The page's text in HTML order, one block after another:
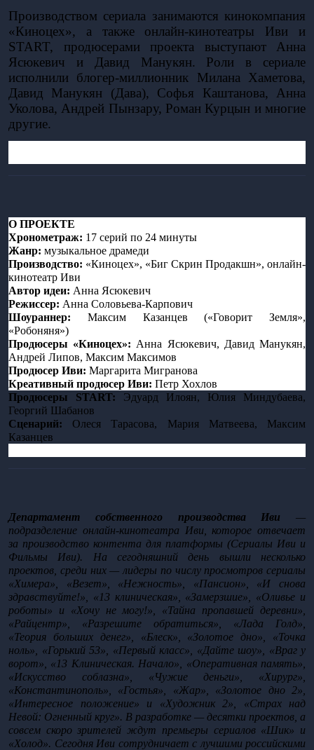
Производством сериала занимаются кинокомпания
«Киноцех», а также онлайн-кинотеатры Иви и
START, продюсерами проекта выступают Анна
Ясюкевич и Давид Манукян. Роли в сериале
исполнили блогер-миллионник Милана Хаметова,
Давид Манукян (Дава), Софья Каштанова, Анна
Уколова, Андрей Пынзару, Роман Курцын и многие
другие.
О ПРОЕКТЕ
Хронометраж: 17 серий по 24 минуты
Жанр: музыкальное драмеди
Производство: «Киноцех», «Биг Скрин Продакшн», онлайн-
кинотеатр Иви
Автор идеи: Анна Ясюкевич
Режиссер: Анна Соловьева-Карпович
Шоураннер: Максим Казанцев («Говорит Земля»,
«Робоняня»)
Продюсеры «Киноцех»: Анна Ясюкевич, Давид Манукян,
Андрей Липов, Максим Максимов
Продюсер Иви: Маргарита Мигранова
Креативный продюсер Иви: Петр Хохлов
Продюсеры START: Эдуард Илоян, Юлия Миндубаева,
Георгий Шабанов
Сценарий: Олеся Тарасова, Мария Матвеева, Максим
Казанцев
Департамент собственного производства Иви —
подразделение онлайн-кинотеатра Иви, которое отвечает
за производство контента для платформы (Сериалы Иви и
Фильмы Иви). На сегодняшний день вышли несколько
проектов, среди них — лидеры по числу просмотров сериалы
«Химера», «Везет», «Нежность», «Пансион», «И снова
здравствуйте!», «13 клиническая», «Замерзшие», «Оливье и
роботы» и «Хочу не могу!», «Тайна пропавшей деревни»,
«Райцентр», «Разрешите обратиться», «Лада Голд»,
«Теория больших денег», «Блеск», «Золотое дно», «Точка
ноль», «Горький 53», «Первый класс», «Дайте шоу», «Враг у
ворот», «13 Клиническая. Начало», «Оперативная память»,
«Искусство соблазна», «Чужие деньги», «Хирург»,
«Константинополь», «Гостья», «Жар», «Золотое дно 2»,
«Интересное положение» и «Художник 2», «Страх над
Невой: Огненный круг». В разработке — десятки проектов, а
совсем скоро зрителей ждут премьеры сериалов «Шик» и
«Холод». Сегодня Иви сотрудничает с лучшими российскими